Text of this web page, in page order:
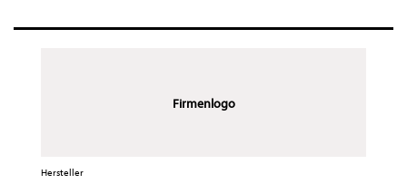
Firmenlogo
Hersteller